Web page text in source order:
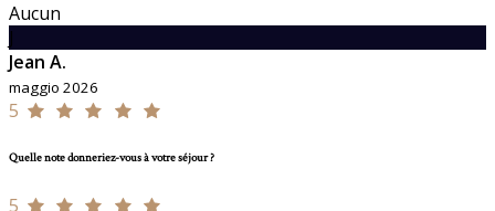
Aucun
J
Jean A.
maggio 2026
5
Quelle note donneriez-vous à votre séjour ?
5